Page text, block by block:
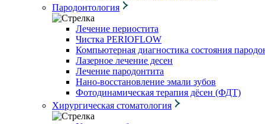
Пародонтология
Лечение периостита
Чистка PERIOFLOW
Компьютерная диагностика состояния
Лазерное лечение десен
Лечение пародонтита
Нано-восстановление эмали зубов
Фотодинамическая терапия дёсен (ФДТ)
Хирургическая стоматология